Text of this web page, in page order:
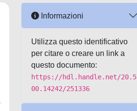
Informazioni
Utilizza questo identificativo
per citare o creare un link a
questo documento:
https://hdl.handle.net/20.5
00.14242/251336